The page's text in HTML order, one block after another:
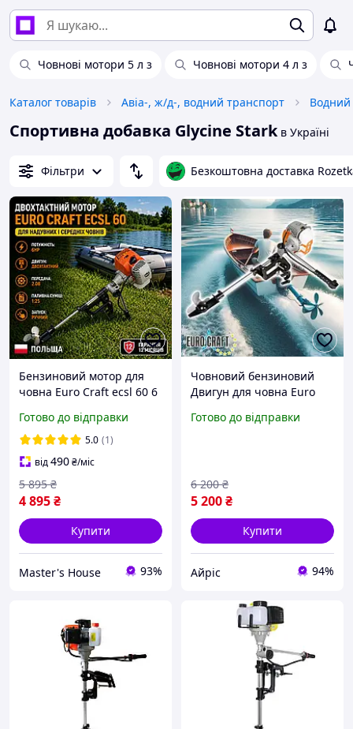
Човнові мотори 5 л з Човнові мотори 4 л з
Каталог товарів Авіа-, ж/д-, водний транспорт Водний
Спортивна добавка Glycine Starkв Україні
Фільтри Безкоштовна доставка
Бензиновий мотор для
човна Euro Craft ecsl 60 6
ручним запуском
Професійний мотор
Польща
Готово до відправки
5.0 (1)
від490₴/міс
4 895₴
5 895 ₴
Купити
Master's House 93%
Човновий бензиновий
Двигун для човна Euro
двотактний двигун на 52
Готово до відправки
5 200₴
6 200 ₴
Купити
Айріс 94%